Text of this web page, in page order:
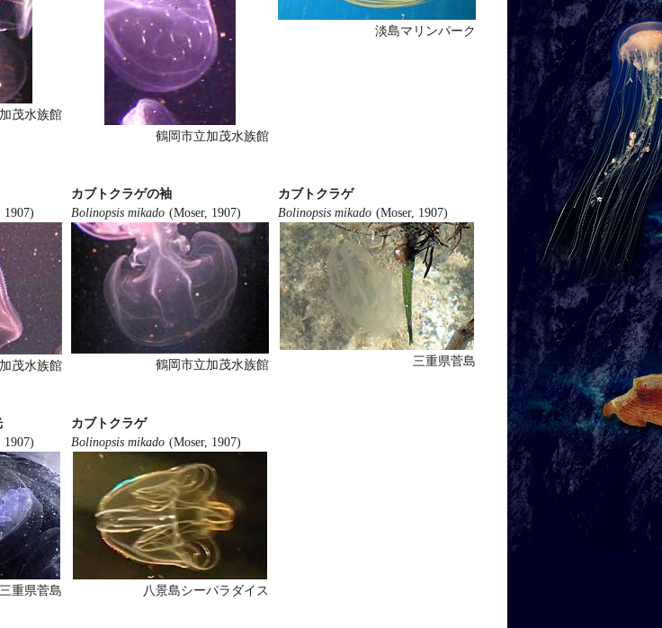
茂水族館
鶴岡市立加茂水族館
淡島マリンパーク
1907)
茂水族館
カブトクラゲの袖
Bolinopsis mikado (Moser, 1907)
鶴岡市立加茂水族館
カブトクラゲ
Bolinopsis mikado (Moser, 1907)
三重県菅島
1907)
三重県菅島
カブトクラゲ
Bolinopsis mikado (Moser, 1907)
八景島シーパラダイス